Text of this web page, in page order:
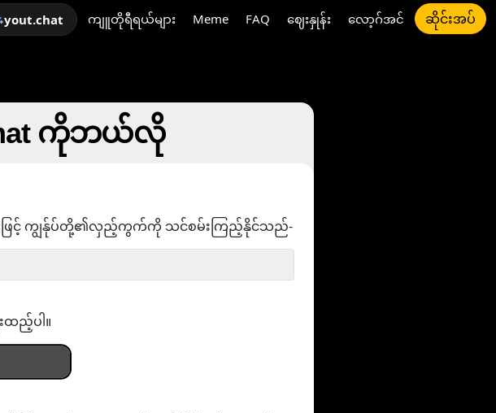
yout.chat ကျူတိုရီရယ်များ Meme FAQ ဈေးနှုန်း လော့ဂ်အင် ဆိုင်းအပ်
ကိုဘယ်လို
ဖြင့် ကျွန်ုပ်တို့၏လှည့်ကွက်ကို သင်စမ်းကြည့်နိုင်သည်-
ည့်ပါ။